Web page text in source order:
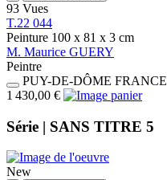
93 Vues
T.22 044
Peinture 100 x 81 x 3 cm
M. Maurice GUERY
Peintre
PUY-DE-DÔME FRANCE
1 430,00 €
Série | SANS TITRE 5
New